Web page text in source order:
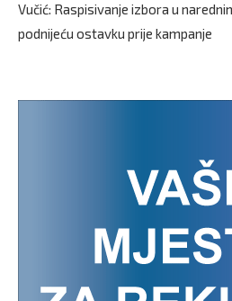
Vučić: Raspisivanje izbora u
podnijeću ostavku prije kampanje